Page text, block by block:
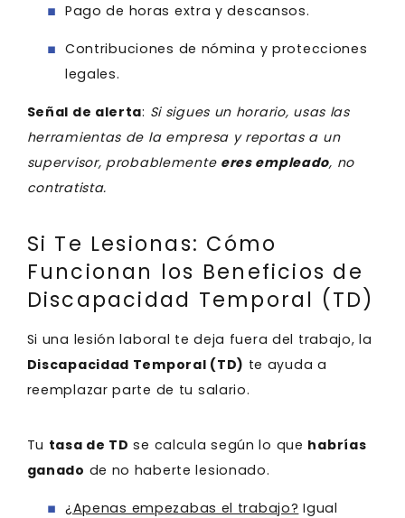
Pago de horas extra y descansos.
Contribuciones de nómina y protecciones
legales.
Señal de alerta: Si sigues un horario, usas las
herramientas de la empresa y reportas a un
supervisor, probablemente eres empleado, no
contratista.
Si Te Lesionas: Cómo
Funcionan los Beneficios de
Discapacidad Temporal (TD)
Si una lesión laboral te deja fuera del trabajo, la
Discapacidad Temporal (TD) te ayuda a
reemplazar parte de tu salario.
Tu tasa de TD se calcula según lo que habrías
ganado de no haberte lesionado.
¿Apenas empezabas el trabajo? Igual